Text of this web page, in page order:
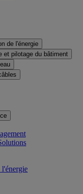
de l'énergie
et pilotage du bâtiment